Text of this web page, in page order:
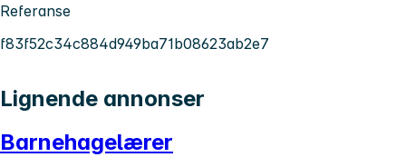
Referanse
f83f52c34c884d949ba71b08623ab2e7
Lignende annonser
Barnehagelærer